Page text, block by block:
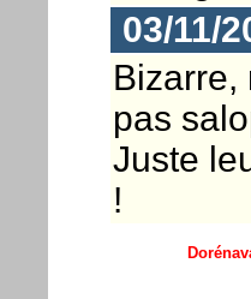
03/11/
Bizarre,
pas
Juste
!